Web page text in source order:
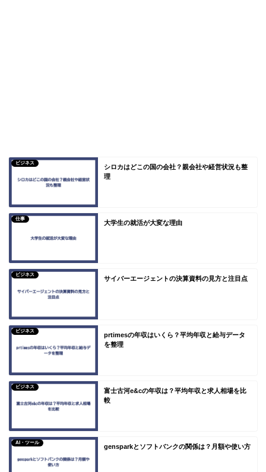
ビジネス
シロカはどこの国の会社？親会社や経営状況も整
理
仕事
大学生の就活が大変な理由
ビジネス
サイバーエージェントの決算資料の見方と注目点
ビジネス
prtimesの年収はいくら？平均年収と給与データ
を整理
ビジネス
富士古河e&cの年収は？平均年収と求人相場を比
較
AI・ツール
gensparkとソフトバンクの関係は？月額や使い方